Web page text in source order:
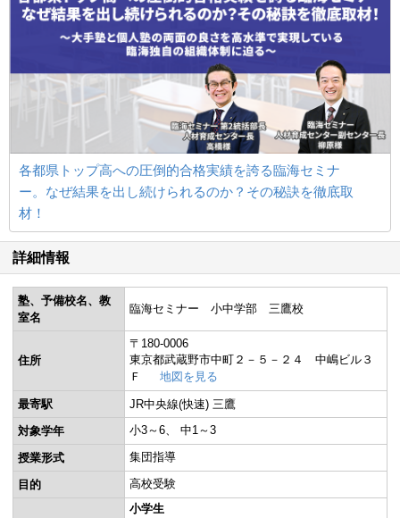
各都県トップ高への圧倒的合格実績を誇る臨海セミナ
ー。なぜ結果を出し続けられるのか？その秘訣を徹底取
材！
詳細情報
塾、予備校名、教
室名
臨海セミナー 小中学部 三鷹校
住所
〒180-0006
東京都武蔵野市中町２－５－２４ 中嶋ビル３
Ｆ
地図を見る
最寄駅
JR中央線(快速) 三鷹
対象学年
小3～6 中1～3
授業形式 集団指導
目的 高校受験
小学生